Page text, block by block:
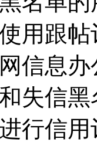
用跟
信息
失信
行信用